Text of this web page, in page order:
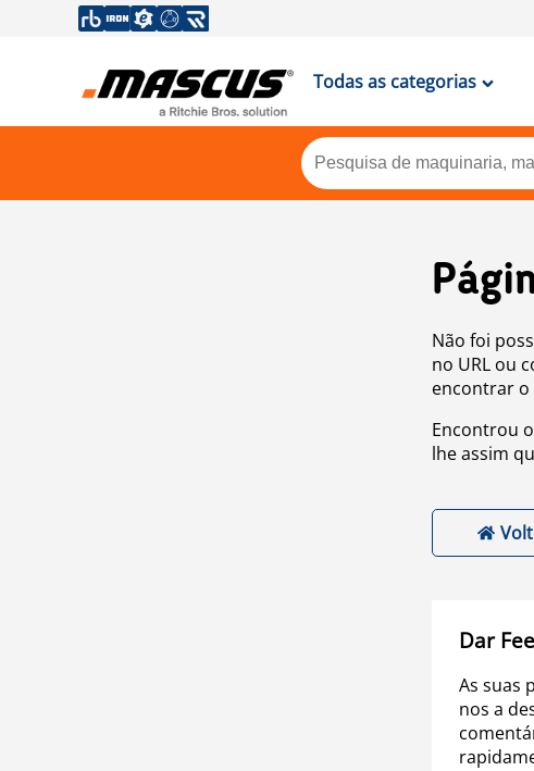
Todas as categorias
Não foi
no URL ou
encontrar
Encontrou
lhe assim
Dar
As suas
nos a